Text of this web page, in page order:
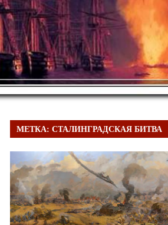
МЕТКА:СТАЛИНГРАДСКАЯ БИТВА